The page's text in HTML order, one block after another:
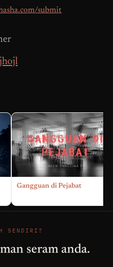
submit
Gangguan di Pejabat
SENDIRI?
seram anda.